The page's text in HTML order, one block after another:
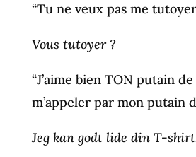
“Tu ne veux pas me
Vous tutoyer ?
“J’aime bien TON putain
m’appeler par mon putain
Jeg kan godt lide din T-